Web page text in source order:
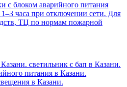
с блоком аварийного питания
часа при отключении сети. Для
ТЦ по нормам пожарной
светильник с бап в Казани.
питания в Казани.
в Казани.